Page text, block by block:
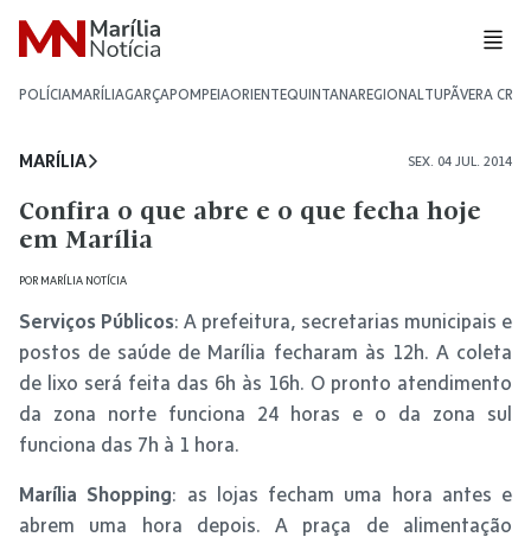
POLÍCIAMARÍLIAGARÇAPOMPEIAORIENTEQUINTANAREGIONALTUPÃVERA CRUZ
MARÍLIA SEX. 04 JUL. 2014
Confira o que abre e o que fecha hoje
em Marília
POR MARÍLIA NOTÍCIA
Serviços Públicos: A prefeitura, secretarias municipais e
postos de saúde de Marília fecharam às 12h. A coleta
de lixo será feita das 6h às 16h. O pronto atendimento
da zona norte funciona 24 horas e o da zona sul
funciona das 7h à 1 hora.
Marília Shopping: as lojas fecham uma hora antes e
abrem uma hora depois. A praça de alimentação